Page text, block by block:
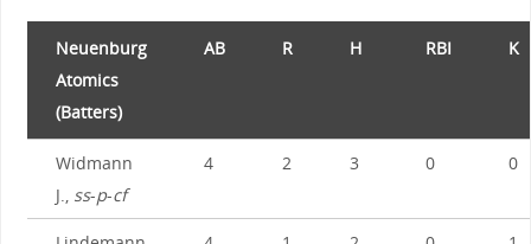
Neuenburg
Atomics
(Batters)
AB R H RBI K
Widmann
J., ss-p-cf
4 2 3 0 0